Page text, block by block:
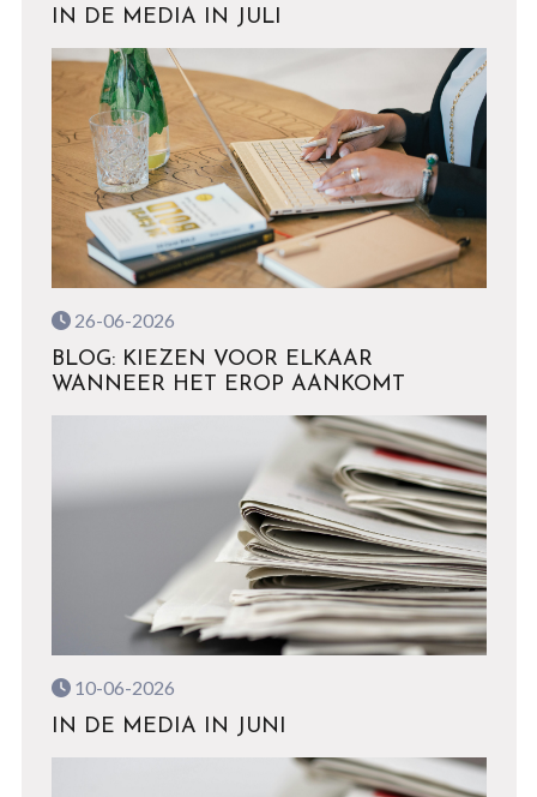
IN DE MEDIA IN JULI
26-06-2026
BLOG: KIEZEN VOOR ELKAAR
WANNEER HET EROP AANKOMT
10-06-2026
IN DE MEDIA IN JUNI